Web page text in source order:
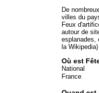
De
villes du
Feux
autour de
esplanades,
la Wikipedia)
Où est
National
France